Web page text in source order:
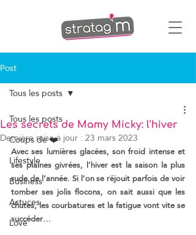
Post
Tous les posts
Coups de ❤️
Lifestyle
Business
Astuces
Love
Tous les posts
Les secrets de Mamy Micky: l'hiver
Dernière mise à jour :23 mars 2023
Avec ses lumières glacées, son froid intense et
ses plaines givrées, l’hiver est la saison la plus
rude de l’année. Si l’on se réjouit parfois de voir
tomber ses jolis flocons, on sait aussi que les
chutes, les courbatures et la fatigue vont vite se
succéder…